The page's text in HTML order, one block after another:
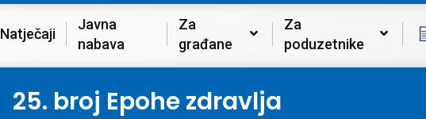
Natječaji
Javna
nabava
Za
građane
Za
poduzetnike
25. broj Epohe zdravlja